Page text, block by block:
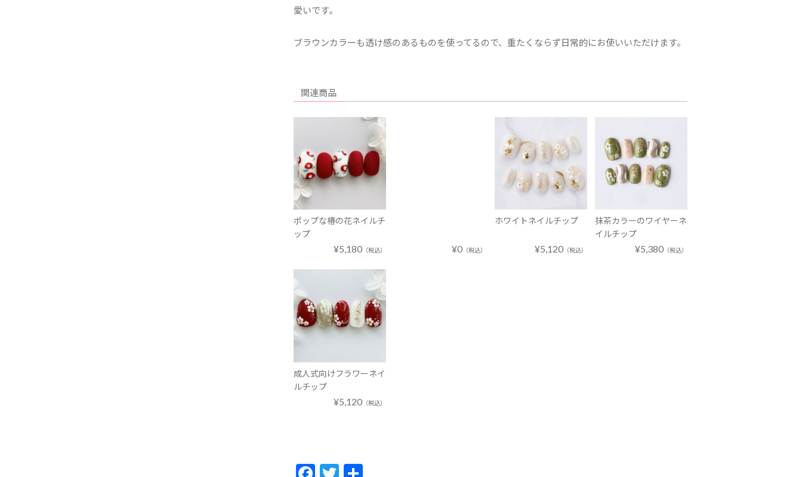
愛いです。
ブラウンカラーも透け感のあるものを使ってるので、重たくならず日常的にお使いいただけます。
関連商品
ポップな椿の花ネイルチ
ップ
¥5,180 （税込） ¥0 （税込）
ホワイトネイルチップ
¥5,120（税込）
抹茶カラーのワイヤーネ
イルチップ
¥5,380（税込）
成人式向けフラワーネイ
ルチップ
¥5,120 （税込）